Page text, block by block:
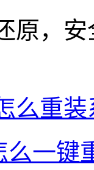
原，
么重
么一键